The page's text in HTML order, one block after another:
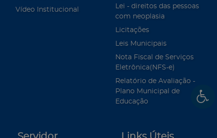
Vídeo Institucional
Lei - direitos das pessoas
com neoplasia
Licitações
Leis Municipais
Nota Fiscal de Serviços
Eletrônica(NFS-e)
Relatório de Avaliação -
Plano Municipal de
Educação